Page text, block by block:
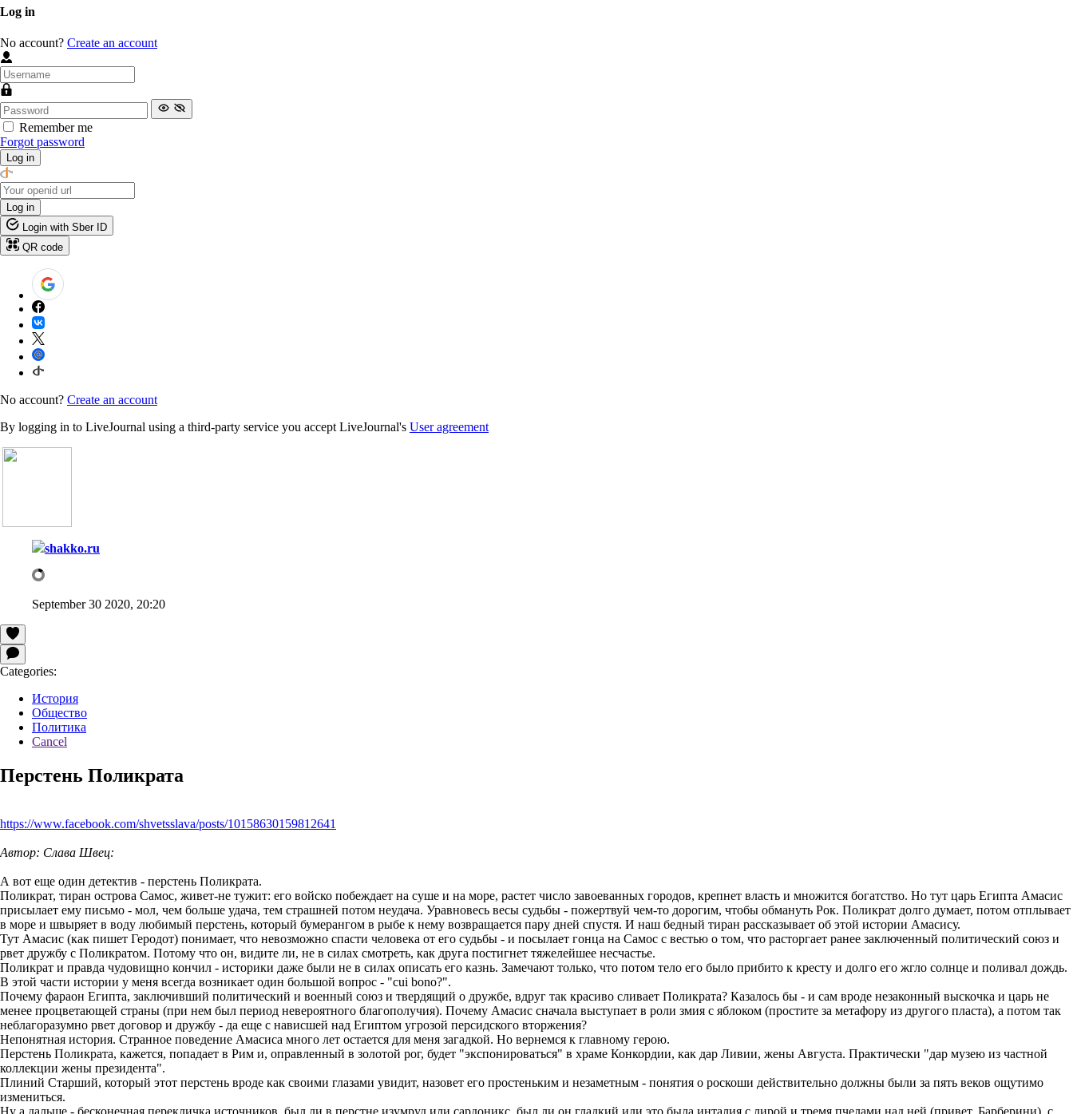
Log in
No account? Create an account
Remember me
Forgot password
Log in
Log in
Login with Sber ID
QR code
No account? Create an account
By logging in to LiveJournal using a third-party service you accept LiveJournal's User agreement
shakko.ru
September 30 2020, 20:20
Categories:
История
Общество
Политика
Cancel
Перстень Поликрата
https://www.facebook.com/shvetsslava/posts/10158630159812641
Автор: Слава Швец:
А вот еще один детектив - перстень Поликрата.
Поликрат, тиран острова Самос, живет-не тужит: его войско побеждает на суше и на море, растет число завоеванных городов, крепнет власть и множится богатство. Но тут царь Египта Амасис
присылает ему письмо - мол, чем больше удача, тем страшней потом неудача. Уравновесь весы судьбы - пожертвуй чем-то дорогим, чтобы обмануть Рок. Поликрат долго думает, потом отплывает
в море и швыряет в воду любимый перстень, который бумерангом в рыбе к нему возвращается пару дней спустя. И наш бедный тиран рассказывает об этой истории Амасису.
Тут Амасис (как пишет Геродот) понимает, что невозможно спасти человека от его судьбы - и посылает гонца на Самос с вестью о том, что расторгает ранее заключенный политический союз и
рвет дружбу с Поликратом. Потому что он, видите ли, не в силах смотреть, как друга постигнет тяжелейшее несчастье.
Поликрат и правда чудовищно кончил - историки даже были не в силах описать его казнь. Замечают только, что потом тело его было прибито к кресту и долго его жгло солнце и поливал дождь.
В этой части истории у меня всегда возникает один большой вопрос - "сui bono?".
Почему фараон Египта, заключивший политический и военный союз и твердящий о дружбе, вдруг так красиво сливает Поликрата? Казалось бы - и сам вроде незаконный выскочка и царь не
менее процветающей страны (при нем был период невероятного благополучия). Почему Амасис сначала выступает в роли змия с яблоком (простите за метафору из другого пласта), а потом так
неблагоразумно рвет договор и дружбу - да еще с нависшей над Египтом угрозой персидского вторжения?
Непонятная история. Странное поведение Амасиса много лет остается для меня загадкой. Но вернемся к главному герою.
Перстень Поликрата, кажется, попадает в Рим и, оправленный в золотой рог, будет "экспонироваться" в храме Конкордии, как дар Ливии, жены Августа. Практически "дар музею из частной
коллекции жены президента".
Плиний Старший, который этот перстень вроде как своими глазами увидит, назовет его простеньким и незаметным - понятия о роскоши действительно должны были за пять веков ощутимо
измениться.
Ну а дальше - бесконечная перекличка источников, был ли в перстне изумруд или сардоникс, был ли он гладкий или это была инталия с лирой и тремя пчелами над ней (привет, Барберини), с